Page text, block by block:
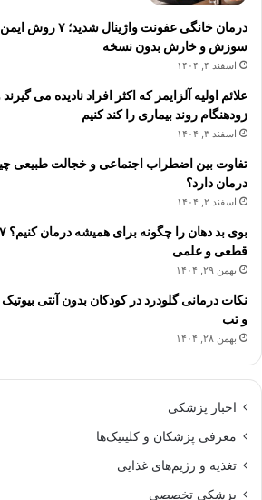
درمان خانگی عفونت
سوزش و خارش بدون نسخه
اسفند ۴, ۱۴۰۴
علائم اولیه آلزایمر که اکثر افراد نادیده می
زودهنگام روند بیماری را کند کنیم
اسفند ۳, ۱۴۰۴
تفاوت بین اضطراب اجتماعی و خجالت طبیعی
درمان دارد؟
اسفند ۲, ۱۴۰۴
قطعی و علمی
بهمن ۲۹, ۱۴۰۴
نکات درمانی گلودرد در کودکان بدون آنتی
و تب
بهمن ۲۸, ۱۴۰۴
اخبار پزشکی
معرفی پزشکان و کلینیک‌ها
تغذیه و رژیم‌های غذایی
پزشکی تخصصی